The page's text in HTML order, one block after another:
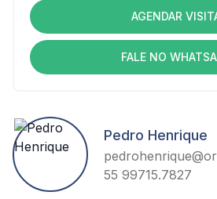
AGENDAR
FALE NO
Pedro Henrique
55 99715.7827